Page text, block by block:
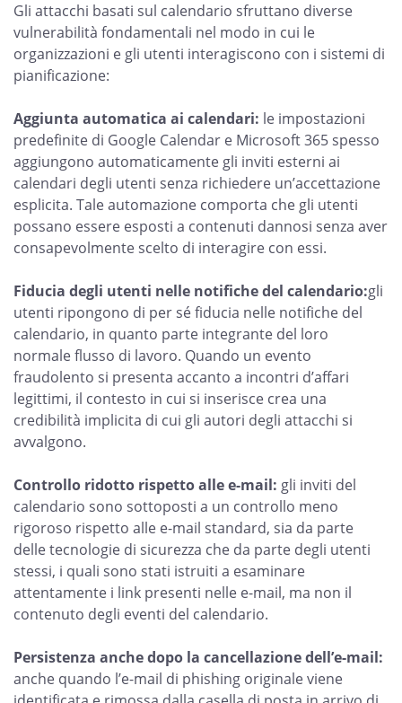
Gli attacchi basati sul calendario sfruttano diverse
vulnerabilità fondamentali nel modo in cui le
organizzazioni e gli utenti interagiscono con i sistemi di
pianificazione:
Aggiunta automatica ai calendari: le impostazioni
predefinite di Google Calendar e Microsoft 365 spesso
aggiungono automaticamente gli inviti esterni ai
calendari degli utenti senza richiedere un’accettazione
esplicita. Tale automazione comporta che gli utenti
possano essere esposti a contenuti dannosi senza aver
consapevolmente scelto di interagire con essi.
Fiducia degli utenti nelle notifiche del calendario:gli
utenti ripongono di per sé fiducia nelle notifiche del
calendario, in quanto parte integrante del loro
normale flusso di lavoro. Quando un evento
fraudolento si presenta accanto a incontri d’affari
legittimi, il contesto in cui si inserisce crea una
credibilità implicita di cui gli autori degli attacchi si
avvalgono.
Controllo ridotto rispetto alle e-mail: gli inviti del
calendario sono sottoposti a un controllo meno
rigoroso rispetto alle e-mail standard, sia da parte
delle tecnologie di sicurezza che da parte degli utenti
stessi, i quali sono stati istruiti a esaminare
attentamente i link presenti nelle e-mail, ma non il
contenuto degli eventi del calendario.
Persistenza anche dopo la cancellazione dell’e-mail:
anche quando l’e-mail di phishing originale viene